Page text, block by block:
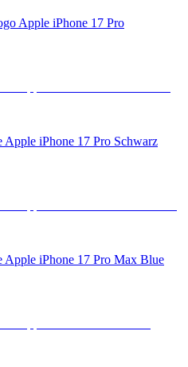
Apple iPhone 17 Pro
iPhone 17 Pro Schwarz
Apple iPhone 17 Pro Max Blue